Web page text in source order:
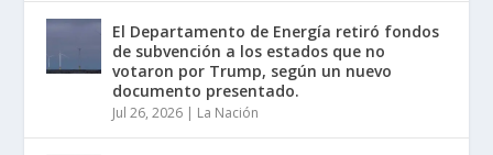
El Departamento de Energía retiró fondos
de subvención a los estados que no
votaron por Trump, según un nuevo
documento presentado.
Jul 26, 2026 | La Nación